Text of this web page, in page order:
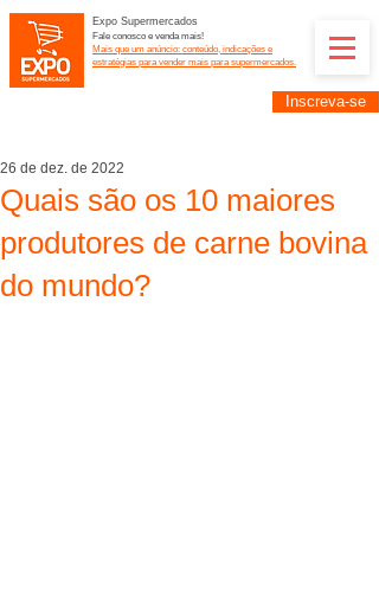
Expo Supermercados
Fale conosco e venda mais!
Mais que um anúncio: conteúdo, indicações e
estratégias para vender mais para supermercados.
Inscreva-se
Quais são os 10 maiores
produtores de carne bovina
do mundo?
26 de dez. de 2022